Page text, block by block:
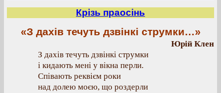
Крізь праосінь
«З дахів течуть дзвінкі струмки…»
Юрій Клен
З дахів течуть дзвінкі струмки
і кидають мені у вікна перли.
Співають реквієм роки
над долею моєю, що роздерли